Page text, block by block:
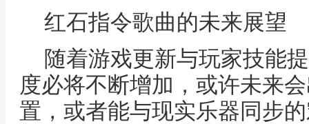
红石指令歌曲的未来展望
随着游戏更新与玩家技能
度必将不断增加，或许未来
置，或者能与现实乐器同步